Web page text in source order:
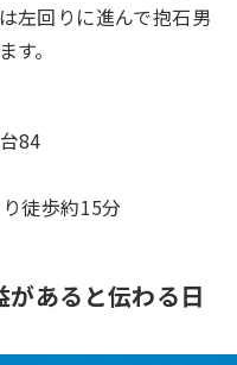
左回りに進んで抱石男
。
84
徒歩約15分
があると伝わる日